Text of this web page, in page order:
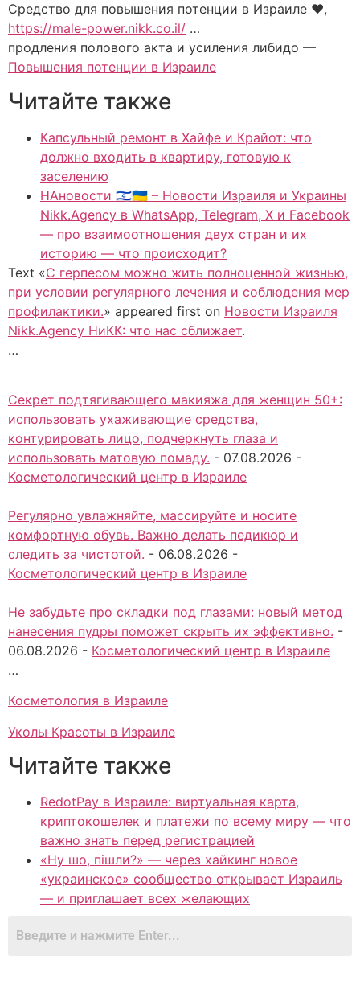
Средство для повышения потенции в Израиле ❤️,
https://male-power.nikk.co.il/ …
продления полового акта и усиления либидо —
Повышения потенции в Израиле
Читайте также
Капсульный ремонт в Хайфе и Крайот: что
должно входить в квартиру, готовую к
заселению
НАновости 🇮🇱🇺🇦 – Новости Израиля и Украины
Nikk.Agency в WhatsApp, Telegram, X и Facebook
— про взаимоотношения двух стран и их
историю — что происходит?
Text «С герпесом можно жить полноценной жизнью,
при условии регулярного лечения и соблюдения мер
профилактики.» appeared first on Новости Израиля
Nikk.Agency НиКК: что нас сближает.
…
Секрет подтягивающего макияжа для женщин 50+:
использовать ухаживающие средства,
контурировать лицо, подчеркнуть глаза и
использовать матовую помаду. - 07.08.2026 -
Косметологический центр в Израиле
Регулярно увлажняйте, массируйте и носите
комфортную обувь. Важно делать педикюр и
следить за чистотой. - 06.08.2026 -
Косметологический центр в Израиле
Не забудьте про складки под глазами: новый метод
нанесения пудры поможет скрыть их эффективно. -
06.08.2026 - Косметологический центр в Израиле
…
Косметология в Израиле
Уколы Красоты в Израиле
Читайте также
RedotPay в Израиле: виртуальная карта,
криптокошелек и платежи по всему миру — что
важно знать перед регистрацией
«Ну шо, пішли?» — через хайкинг новое
«украинское» сообщество открывает Израиль
— и приглашает всех желающих